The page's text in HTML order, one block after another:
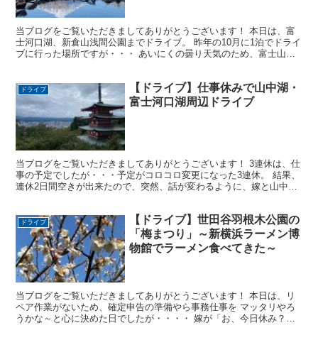
当ブログをご覧いただきましてありがとうございます！ 本日は、富
士河口湖、新倉山浅間公園までドライブ。 昨年の10月に1泊でドライ
ブに行った場所ですが・・・ あいにくの曇り天気のため、富士山が
ドライブ
【ドライブ】仕事休みで山中湖・
富士河口湖周辺ドライブ
当ブログをご覧いただきましてありがとうございます！ 3連休は、仕
事の予定でしたが・・・予定がコロコロ変更になった3連休。 結果、
連休2日間空きが出来たので、突然、話が変わるように、嫁と山中湖
ドライブ
【ドライブ】世田谷羽根木公園の
「梅まつり」～新横浜ラーメン博
物館でラーメン食べてきた～
当ブログをご覧いただきましてありがとうございます！ 本日は、リ
ペア作業がないため、確定申告の準備やら事務仕事を マッタリやろ
うかな～と心に決めた日でしたが・・・・ 嫁が「お、今日休み？」